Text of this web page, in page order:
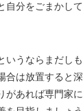
自分をごまかし
いうならまだし
合は放置すると
があれば専門家